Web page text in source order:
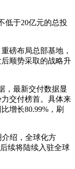
低于20亿元的总投
磅布局总部基地，
顺势采取的战略升
，最新交付数据显
交付榜首。具体来
增长80.99%，刷
绍，全球化方
续将陆续入驻全球